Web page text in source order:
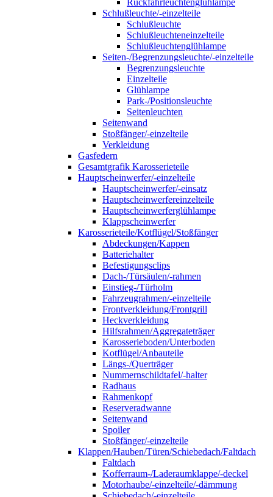
Rückfahrleuchtenglühlampe
Schlußleuchte/-einzelteile
Schlußleuchte
Schlußleuchteneinzelteile
Schlußleuchtenglühlampe
Seiten-/Begrenzungsleuchte/-einzelteile
Begrenzungsleuchte
Einzelteile
Glühlampe
Park-/Positionsleuchte
Seitenleuchten
Seitenwand
Stoßfänger/-einzelteile
Verkleidung
Gasfedern
Gesamtgrafik Karosserieteile
Hauptscheinwerfer/-einzelteile
Hauptscheinwerfer/-einsatz
Hauptscheinwerfereinzelteile
Hauptscheinwerferglühlampe
Klappscheinwerfer
Karosserieteile/Kotflügel/Stoßfänger
Abdeckungen/Kappen
Batteriehalter
Befestigungsclips
Dach-/Türsäulen/-rahmen
Einstieg-/Türholm
Fahrzeugrahmen/-einzelteile
Frontverkleidung/Frontgrill
Heckverkleidung
Hilfsrahmen/Aggregateträger
Karosserieboden/Unterboden
Kotflügel/Anbauteile
Längs-/Querträger
Nummernschildtafel/-halter
Radhaus
Rahmenkopf
Reserveradwanne
Seitenwand
Spoiler
Stoßfänger/-einzelteile
Klappen/Hauben/Türen/Schiebedach/Faltdach
Faltdach
Kofferraum-/Laderaumklappe/-deckel
Motorhaube/-einzelteile/-dämmung